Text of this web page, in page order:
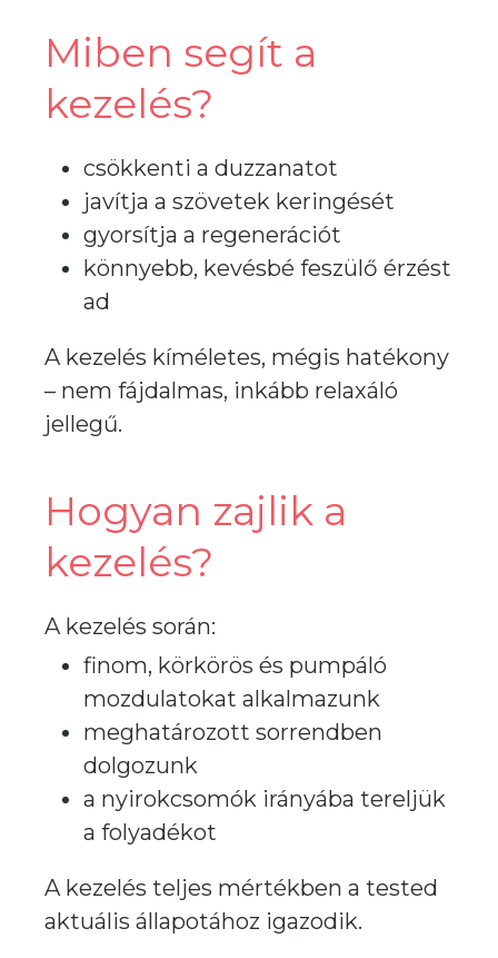
Miben segít a
kezelés?
csökkenti a duzzanatot
javítja a szövetek keringését
gyorsítja a regenerációt
könnyebb, kevésbé feszülő érzést
ad
A kezelés kíméletes, mégis hatékony
– nem fájdalmas, inkább relaxáló
jellegű.
Hogyan zajlik a
kezelés?
A kezelés során:
finom, körkörös és pumpáló
mozdulatokat alkalmazunk
meghatározott sorrendben
dolgozunk
a nyirokcsomók irányába tereljük
a folyadékot
A kezelés teljes mértékben a tested
aktuális állapotához igazodik.